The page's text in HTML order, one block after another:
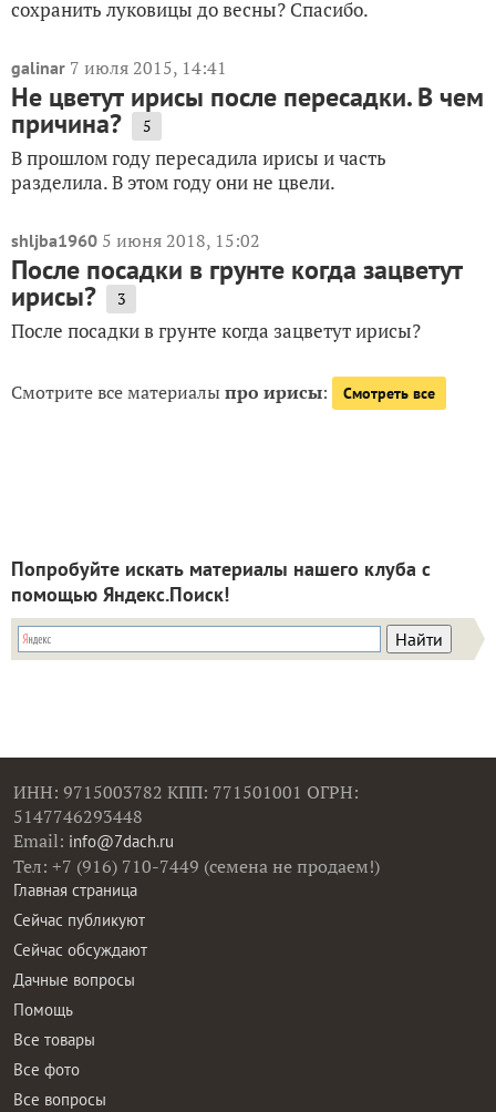
сохранить луковицы до весны? Спасибо.
galinar 7 июля 2015, 14:41
Не цветут ирисы после пересадки. В чем
причина? 5
В прошлом году пересадила ирисы и часть
разделила. В этом году они не цвели.
shljba1960 5 июня 2018, 15:02
После посадки в грунте когда зацветут
ирисы? 3
После посадки в грунте когда зацветут ирисы?
Смотрите все материалыпро ирисы: Смотреть все
Попробуйте искать материалы нашего клуба с
помощью Яндекс.Поиск!
ИНН: 9715003782 КПП: 771501001 ОГРН:
5147746293448
Email: info@7dach.ru
Тел: +7 (916) 710-7449 (семена не продаем!)
Главная страница
Сейчас публикуют
Сейчас обсуждают
Дачные вопросы
Помощь
Все товары
Все фото
Все вопросы